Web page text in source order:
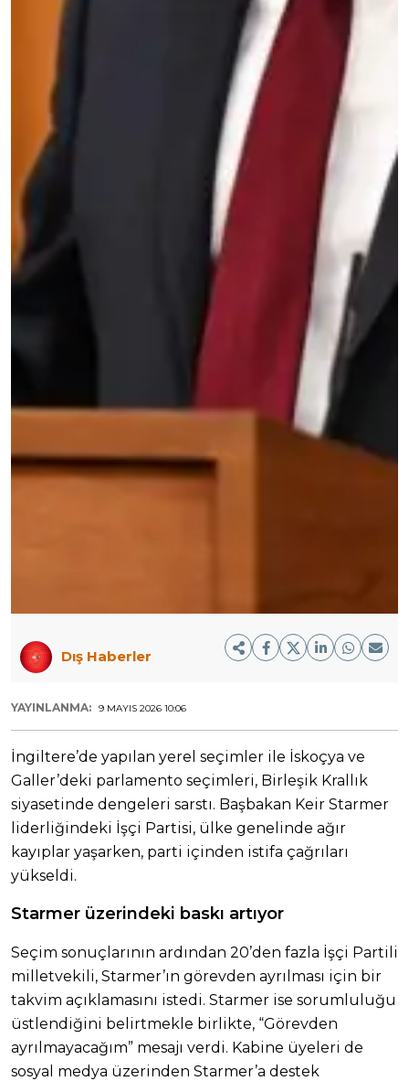
Dış Haberler
YAYINLANMA: 9 MAYIS 2026 10:06
İngiltere’de yapılan yerel seçimler ile İskoçya ve
Galler’deki parlamento seçimleri, Birleşik Krallık
siyasetinde dengeleri sarstı. Başbakan Keir Starmer
liderliğindeki İşçi Partisi, ülke genelinde ağır
kayıplar yaşarken, parti içinden istifa çağrıları
yükseldi.
Starmer üzerindeki baskı artıyor
Seçim sonuçlarının ardından 20’den fazla İşçi Partili
milletvekili, Starmer’ın görevden ayrılması için bir
takvim açıklamasını istedi. Starmer ise sorumluluğu
üstlendiğini belirtmekle birlikte, “Görevden
ayrılmayacağım” mesajı verdi. Kabine üyeleri de
sosyal medya üzerinden Starmer’a destek